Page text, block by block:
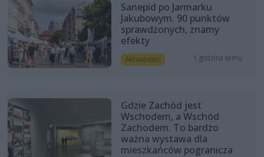
Sanepid po Jarmarku
Jakubowym. 90 punktów
sprawdzonych, znamy
efekty
Aktualności 1 godzina temu
Gdzie Zachód jest
Wschodem, a Wschód
Zachodem. To bardzo
ważna wystawa dla
mieszkańców pogranicza